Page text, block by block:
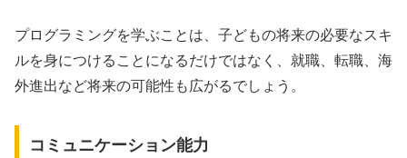
プログラミングを学ぶことは、子どもの将来の必要なスキ
ルを身につけることになるだけではなく、就職、転職、海
外進出など将来の可能性も広がるでしょう。
コミュニケーション能力